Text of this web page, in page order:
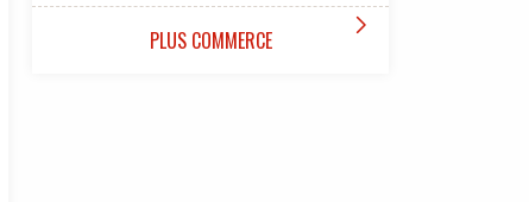
PLUS COMMERCE 